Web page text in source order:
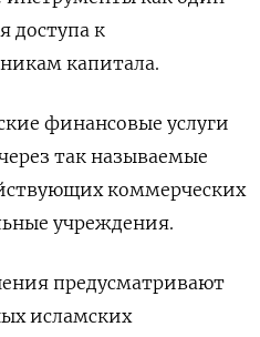
доступа к
капитала.
финансовые услуги
так называемые
​коммерческих
учреждения.
предусматривают
‌исламских